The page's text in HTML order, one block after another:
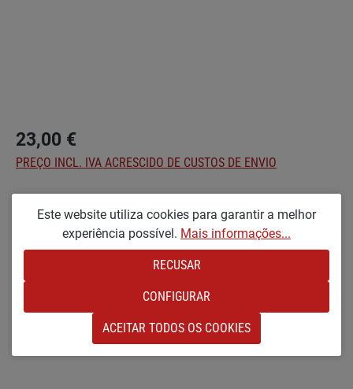
23,00 €
PREÇO INCL. IVA ACRESCIDO DE CUSTOS DE ENVIO
Seleccionar
Optionen
MM [VERNIZ MÉDIO E MATE]
Quantidade do Produto: Insira a
Adicionar à lista de desejos
Número de produto:
Este website utiliza cookies para garantir a melhor
experiência possível. Mais informações...
RECUSAR
CONFIGURAR
ACEITAR TODOS OS COOKIES